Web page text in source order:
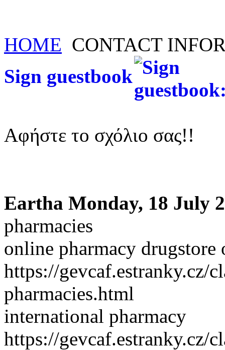
HOME CONTACT
Sign guestbook
Αφήστε το σχόλιο σας!!
Eartha Monday, 18 July
pharmacies
online pharmacy
https://
pharmacies.html
international pharmacy
https://